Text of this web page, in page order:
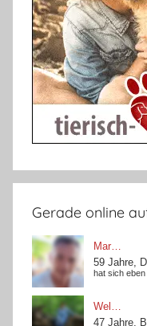
Gerade online